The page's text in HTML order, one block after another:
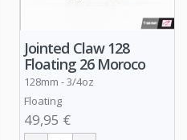
Jointed Claw 128
Floating 26 Moroco
128mm - 3/4oz
Floating
49,95 €